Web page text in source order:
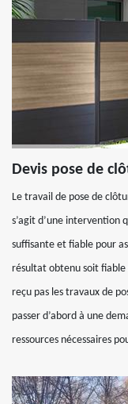
Devis pose de
Le travail de pose de
s’agit d’une intervention
suffisante et fiable pour
résultat obtenu soit
reçu pas les travaux de
passer d’abord à une
ressources nécessaires